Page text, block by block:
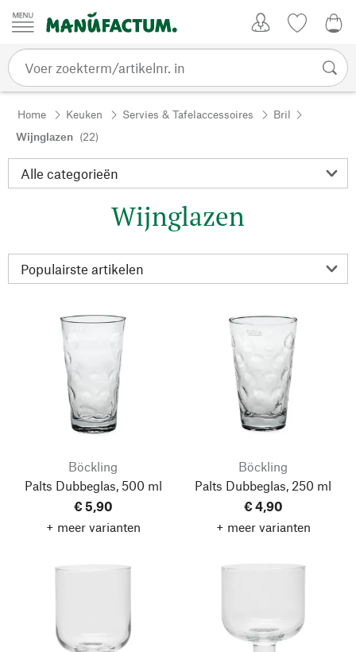
Passer au contenu
Home Keuken Servies & Tafelaccessoires
Bril
Wijnglazen (22)
Wijnglazen
Böckling
Palts Dubbeglas, 500 ml
€ 5,90
+ meer varianten
Böckling
Palts Dubbeglas, 250 ml
€ 4,90
+ meer varianten